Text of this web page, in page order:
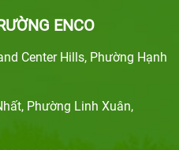
ENCO
Center Hills, Phường Hạnh
Phường Linh Xuân,